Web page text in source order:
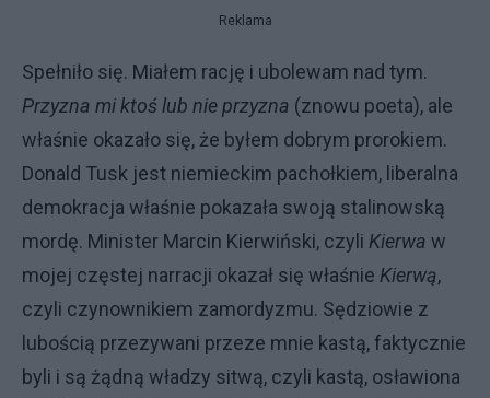
Reklama
Spełniło się. Miałem rację i ubolewam nad tym.
Przyzna mi ktoś lub nie przyzna (znowu poeta), ale
właśnie okazało się, że byłem dobrym prorokiem.
Donald Tusk jest niemieckim pachołkiem, liberalna
demokracja właśnie pokazała swoją stalinowską
mordę. Minister Marcin Kierwiński, czyli Kierwa w
mojej częstej narracji okazał się właśnie Kierwą,
czyli czynownikiem zamordyzmu. Sędziowie z
lubością przezywani przeze mnie kastą, faktycznie
byli i są żądną władzy sitwą, czyli kastą, osławiona